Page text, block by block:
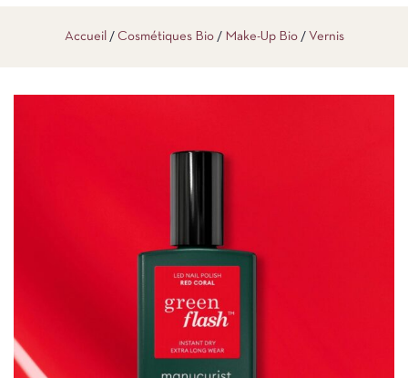
Accueil Cosmétiques Bio Make-Up Bio Vernis